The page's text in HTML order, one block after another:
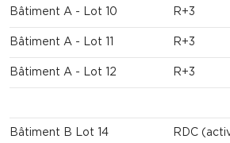
Bâtiment A - Lot 10 R+3
Bâtiment A - Lot 11 R+3
Bâtiment A - Lot 12 R+3
Bâtiment B Lot 14 RDC